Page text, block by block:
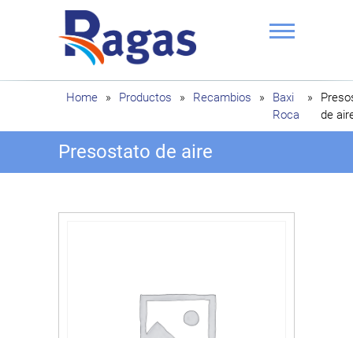
Ragas
Home » Productos » Recambios »
Baxi
Roca
»
de
Presostato de aire